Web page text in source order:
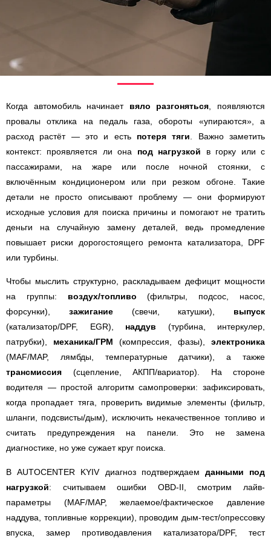
Когда автомобиль начинает вяло разгоняться , появляются
провалы отклика на педаль газа, обороты «упираются», а
расход растёт — это и есть потеря тяги . Важно заметить
контекст: проявляется ли она под нагрузкой в горку или с
пассажирами, на жаре или после ночной стоянки, с
включённым кондиционером или при резком обгоне. Такие
детали не просто описывают проблему — они формируют
исходные условия для поиска причины и помогают не тратить
деньги на случайную замену деталей, ведь промедление
повышает риски дорогостоящего ремонта катализатора, DPF
или турбины.
Чтобы мыслить структурно, раскладываем дефицит мощности
на группы: воздух/топливо (фильтры, подсос, насос,
форсунки), зажигание(свечи, катушки), выпуск
(катализатор/DPF, EGR), наддув (турбина, интеркулер,
патрубки), механика/ГРМ (компрессия, фазы), электроника
(MAF/MAP, лямбды, температурные датчики), а также
трансмиссия (сцепление, АКПП/вариатор). На стороне
водителя — простой алгоритм самопроверки: зафиксировать,
когда пропадает тяга, проверить видимые элементы (фильтр,
шланги, подсвисты/дым), исключить некачественное топливо и
считать предупреждения на панели. Это не замена
диагностике, но уже сужает круг поиска.
В AUTOCENTER KYIV диагноз подтверждаем данными под
нагрузкой: считываем ошибки OBD-II, смотрим лайв-
параметры (MAF/MAP, желаемое/фактическое давление
наддува, топливные коррекции), проводим дым-тест/опрессовку
впуска, замер противодавления катализатора/DPF, тест